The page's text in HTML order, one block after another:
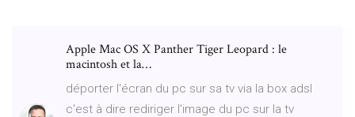
Apple Mac OS X Panther Tiger Leopard : le
macintosh et la…
déporter l'écran du pc sur sa tv via la box adsl
c'est à dire rediriger l'image du pc sur la tv